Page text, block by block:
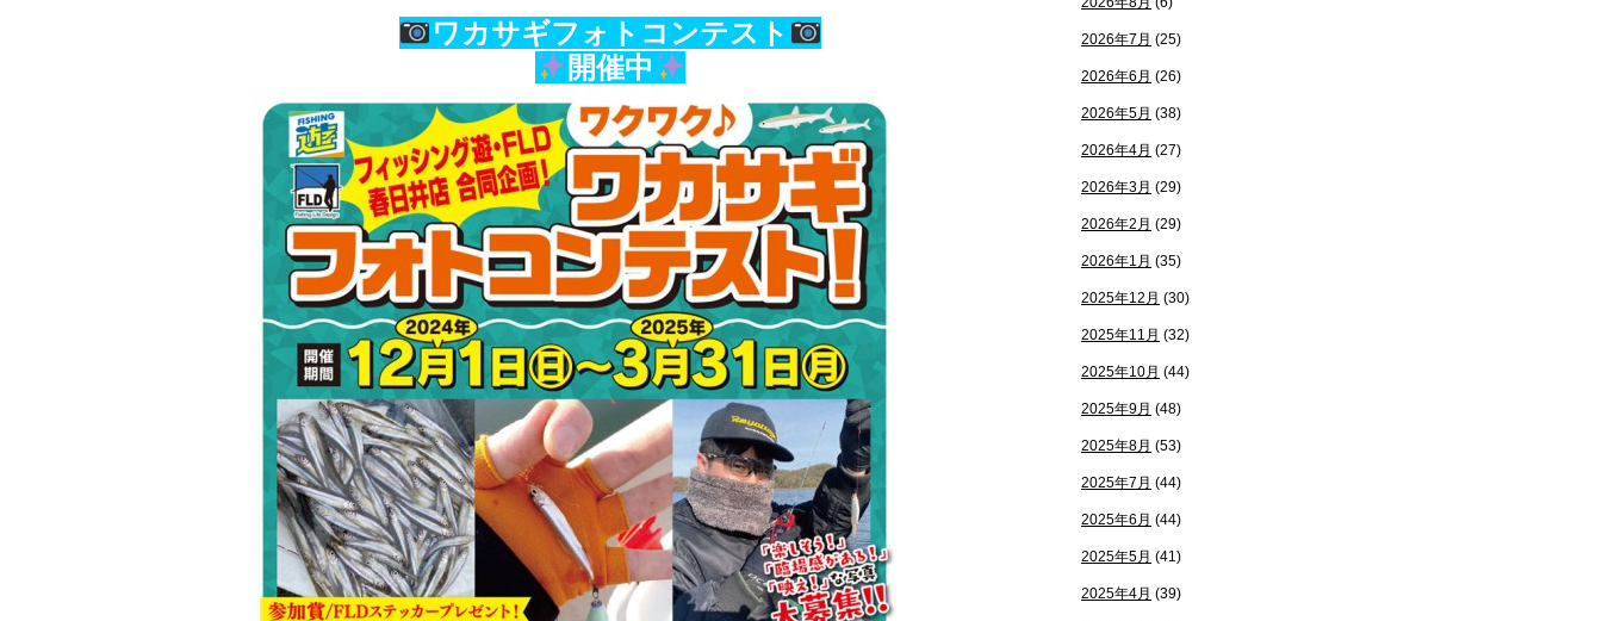
ワカサギフォトコンテスト
開催中
2026年7月 (25)
2026年6月 (26)
2026年5月 (38)
2026年4月 (27)
2026年3月 (29)
2026年2月 (29)
2026年1月 (35)
2025年12月 (30)
2025年11月 (32)
2025年10月 (44)
2025年9月 (48)
2025年8月 (53)
2025年7月 (44)
2025年6月 (44)
2025年5月 (41)
2025年4月 (39)